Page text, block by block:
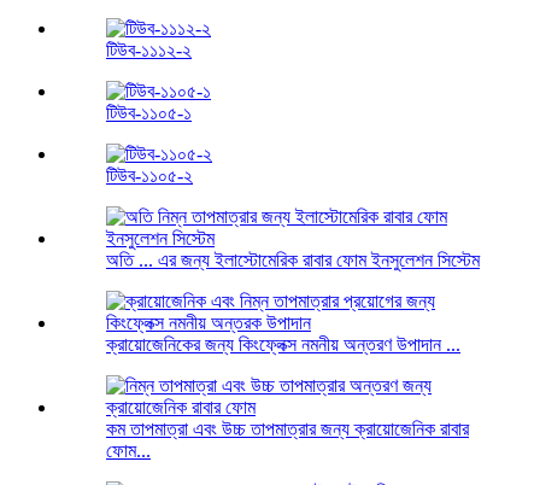
টিউব-১১১২-২
টিউব-১১০৫-১
টিউব-১১০৫-২
অতি ... এর জন্য ইলাস্টোমেরিক রাবার ফোম ইনসুলেশন সিস্টেম
ক্রায়োজেনিকের জন্য কিংফ্লেক্স নমনীয় অন্তরণ উপাদান ...
কম তাপমাত্রা এবং উচ্চ তাপমাত্রার জন্য ক্রায়োজেনিক রাবার
ফোম...